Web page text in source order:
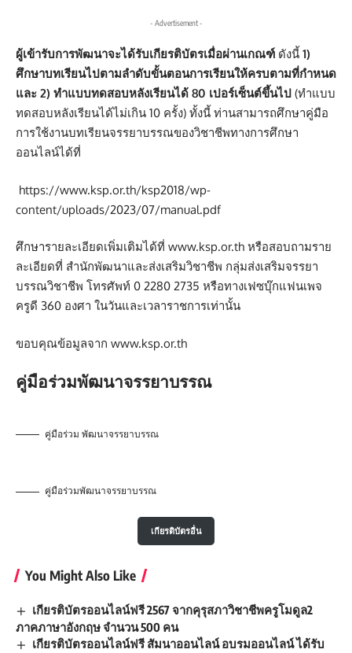
- Advertisement -
ผู้เข้ารับการพัฒนาจะได้รับเกียรติบัตรเมื่อผ่านเกณฑ์ ดังนี้ 1)
ศึกษาบทเรียนไปตามลำดับขั้นตอนการเรียนให้ครบตามที่กำหนด
และ 2) ทำแบบทดสอบหลังเรียนได้ 80 เปอร์เซ็นต์ขึ้นไป (ทำแบบ
ทดสอบหลังเรียนได้ไม่เกิน 10 ครั้ง) ทั้งนี้ ท่านสามารถศึกษาคู่มือ
การใช้งานบทเรียนจรรยาบรรณของวิชาชีพทางการศึกษา
ออนไลน์ได้ที่
https://www.ksp.or.th/ksp2018/wp-
content/uploads/2023/07/manual.pdf
ศึกษารายละเอียดเพิ่มเติมได้ที่ www.ksp.or.th หรือสอบถามราย
ละเอียดที่ สำนักพัฒนาและส่งเสริมวิชาชีพ กลุ่มส่งเสริมจรรยา
บรรณวิชาชีพ โทรศัพท์ 0 2280 2735 หรือทางเฟซบุ๊กแฟนเพจ
ครูดี 360 องศา ในวันและเวลาราชการเท่านั้น
ขอบคุณข้อมูลจาก www.ksp.or.th
คู่มือร่วมพัฒนาจรรยาบรรณ
คู่มือร่วม พัฒนาจรรยาบรรณ
คู่มือร่วมพัฒนาจรรยาบรรณ
เกียรติบัตรอื่น
You Might Also Like
เกียรติบัตรออนไลน์ฟรี 2567 จากคุรุสภาวิชาชีพครูโมดูล2
ภาคภาษาอังกฤษ จำนวน 500 คน
เกียรติบัตรออนไลน์ฟรี สัมนาออนไลน์ อบรมออนไลน์ ได้รับ